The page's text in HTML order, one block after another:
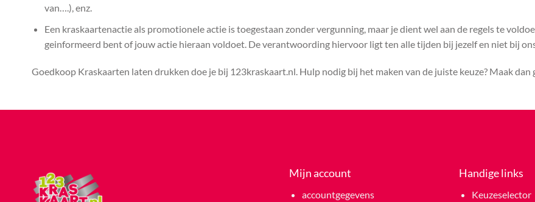
van….), enz.
Een kraskaartenactie als promotionele actie is toegestaan zonder vergunning, maar je dient wel aan de regels te
geinformeerd bent of jouw actie hieraan voldoet. De verantwoording hiervoor ligt ten alle tijden bij jezelf en niet bij
Goedkoop Kraskaarten laten drukken doe je bij 123kraskaart.nl. Hulp nodig bij het maken van de juiste keuze? Maak dan
Mijn account
accountgegevens
Handige links
Keuzeselector